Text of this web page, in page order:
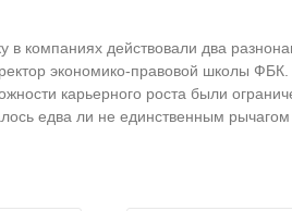
в компаниях действовали два
экономико-правовой школы
карьерного роста были
едва ли не единственным